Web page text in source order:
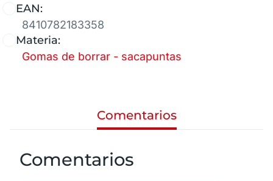
EAN:
8410782183358
Materia:
Gomas de borrar - sacapuntas
Comentarios
Comentarios